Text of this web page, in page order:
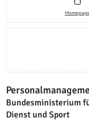
Bundesministerium
Dienst und Sport